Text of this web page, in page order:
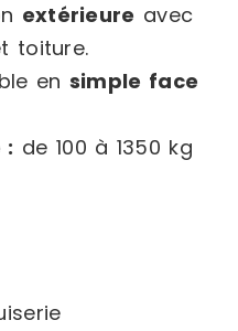
extérieure avec
toiture.
en simple face
: de 100 à 1350 kg